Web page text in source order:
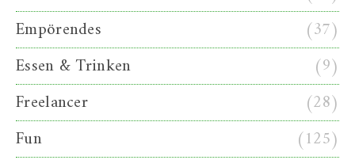
Empörendes
(37)
Essen & Trinken
(9)
Freelancer
(28)
Fun
(125)